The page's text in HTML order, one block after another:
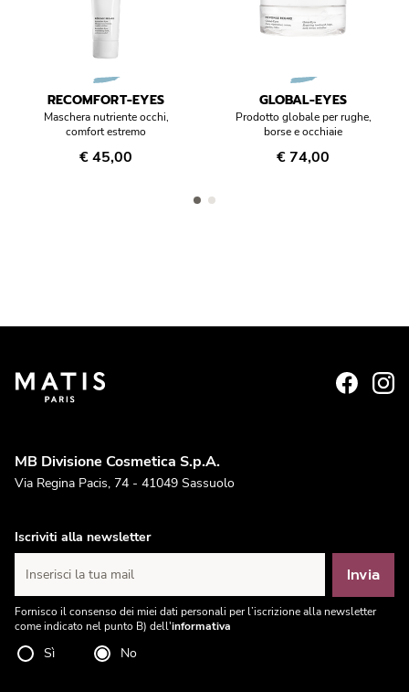
RECOMFORT-EYES
Maschera nutriente occhi,
comfort estremo
€ 45,00
GLOBAL-EYES
Prodotto globale per rughe,
borse e occhiaie
€ 74,00
MB Divisione Cosmetica S.p.A.
Via Regina Pacis, 74 - 41049 Sassuolo
Iscriviti alla newsletter
Inserisci la tua mail Invia
Fornisco il consenso dei miei dati personali per l’iscrizione alla newsletter
come indicato nel punto B) dell'informativa
Sì No